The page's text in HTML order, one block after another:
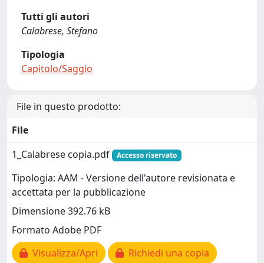
Tutti gli autori
Calabrese, Stefano
Tipologia
Capitolo/Saggio
File in questo prodotto:
File
1_Calabrese copia.pdf
Accesso riservato
Tipologia: AAM - Versione dell'autore revisionata e
accettata per la pubblicazione
Dimensione 392.76 kB
Formato Adobe PDF
Visualizza/Apri
Richiedi una copia